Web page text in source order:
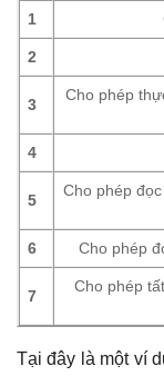
1
2
3
Cho phép
4
5
Cho phép
6 Cho phép
7
Cho phép
Tại đây là một ví